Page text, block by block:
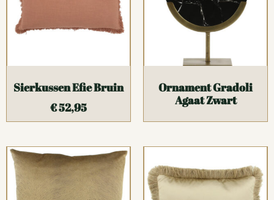
Sierkussen Efie Bruin
€52,95
Ornament Gradoli
Agaat Zwart